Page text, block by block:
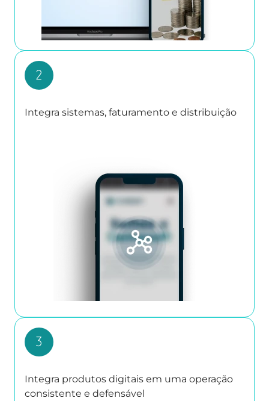
Integra sistemas, faturamento e distribuição
Integra produtos digitais em uma operação
consistente e defensável